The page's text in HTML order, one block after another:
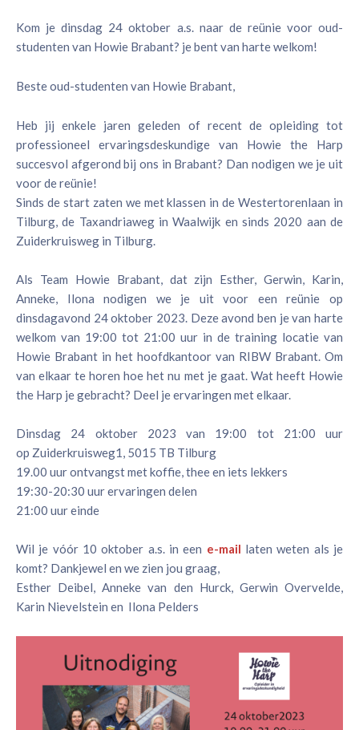
Kom je dinsdag 24 oktober a.s. naar de reünie voor oud-
studenten van Howie Brabant? je bent van harte welkom!
Beste oud-studenten van Howie Brabant,
Heb jij enkele jaren geleden of recent de opleiding tot
professioneel ervaringsdeskundige van Howie the Harp
succesvol afgerond bij ons in Brabant? Dan nodigen we je uit
voor de reünie!
Sinds de start zaten we met klassen in de Westertorenlaan in
Tilburg, de Taxandriaweg in Waalwijk en sinds 2020 aan de
Zuiderkruisweg in Tilburg.
Als Team Howie Brabant, dat zijn Esther, Gerwin, Karin,
Anneke, Ilona nodigen we je uit voor een reünie op
dinsdagavond 24 oktober 2023. Deze avond ben je van harte
welkom van 19:00 tot 21:00 uur in de training locatie van
Howie Brabant in het hoofdkantoor van RIBW Brabant. Om
van elkaar te horen hoe het nu met je gaat. Wat heeft Howie
the Harp je gebracht? Deel je ervaringen met elkaar.
Dinsdag 24 oktober 2023 van 19:00 tot 21:00 uur
op Zuiderkruisweg1, 5015 TB Tilburg
19.00 uur ontvangst met koffie, thee en iets lekkers
19:30-20:30 uur ervaringen delen
21:00 uur einde
Wil je vóór 10 oktober a.s. in een e-mail laten weten als je
komt? Dankjewel en we zien jou graag,
Esther Deibel, Anneke van den Hurck, Gerwin Overvelde,
Karin Nievelstein en Ilona Pelders